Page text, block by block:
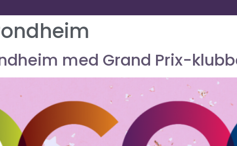
med Grand Prix-